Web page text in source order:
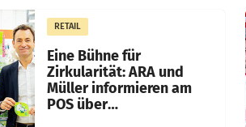
erwirtschaftet, was einem Plus
von 3,8 Prozent gegenüber
dem Vergleichszeitraum
RETAIL
Eine Bühne für
Zirkularität: ARA und
Müller informieren am
POS über